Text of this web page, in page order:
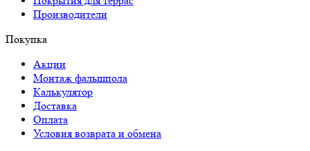
Производители
Покупка
Акции
Монтаж фальшпола
Калькулятор
Доставка
Оплата
Условия возврата и обмена